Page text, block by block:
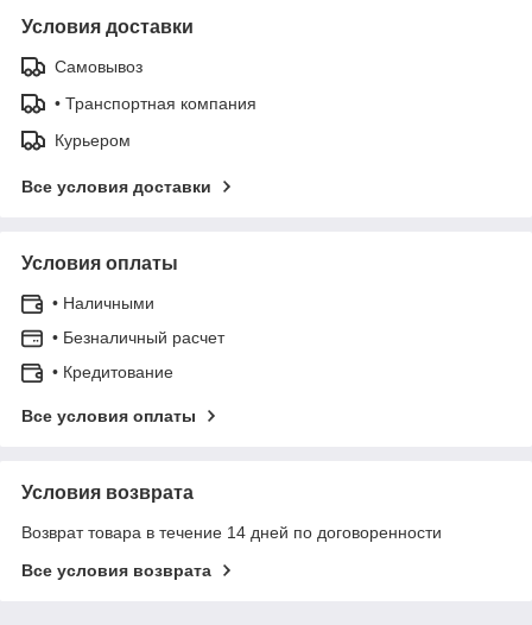
Условия доставки
Самовывоз
• Транспортная компания
Курьером
Все условия доставки
Условия оплаты
• Наличными
• Безналичный расчет
• Кредитование
Все условия оплаты
Условия возврата
Возврат товара в течение 14 дней по договоренности
Все условия возврата